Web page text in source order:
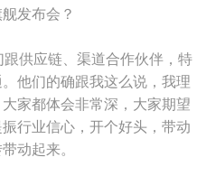
发布会？
供应链、渠道合作伙伴，特
他们的确跟我这么说，我理
家都体会非常深，大家期望
行业信心，开个好头，带动
动起来。